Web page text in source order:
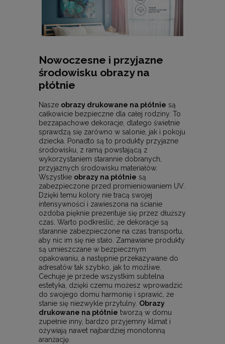
Nowoczesne i przyjazne
środowisku obrazy na
płótnie
Nasze obrazy drukowane na płótnie są
całkowicie bezpieczne dla całej rodziny. To
bezzapachowe dekoracje, dlatego świetnie
sprawdzą się zarówno w salonie, jak i pokoju
dziecka. Ponadto są to produkty przyjazne
środowisku, z ramą powstającą z
wykorzystaniem starannie dobranych,
przyjaznych środowisku materiałów.
Wszystkie obrazy na płótnie są
zabezpieczone przed promieniowaniem UV.
Dzięki temu kolory nie tracą swojej
intensywności i zawieszona na ścianie
ozdoba pięknie prezentuje się przez dłuższy
czas. Warto podkreślić, że dekoracje są
starannie zabezpieczone na czas transportu,
aby nic im się nie stało. Zamawiane produkty
są umieszczane w bezpiecznym
opakowaniu, a następnie przekazywane do
adresatów tak szybko, jak to możliwe.
Cechuje je przede wszystkim subtelna
estetyka, dzięki czemu możesz wprowadzić
do swojego domu harmonię i sprawić, że
stanie się niezwykle przytulny. Obrazy
drukowane na płótnie tworzą w domu
zupełnie inny, bardzo przyjemny klimat i
ożywiają nawet najbardziej monotonną
aranżację.